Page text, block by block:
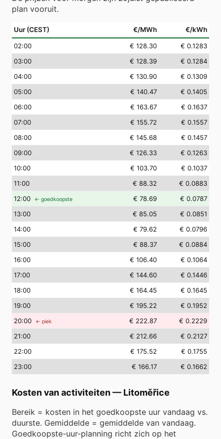
plan vooruit.
Uur (CEST) €/MWh €/kWh
02:00 € 128.30
€ 0.1283
03:00 € 128.39
€ 0.1284
04:00 € 130.90
€ 0.1309
05:00 € 140.47
€ 0.1405
06:00 € 163.67
€ 0.1637
07:00 € 155.72
€ 0.1557
08:00 € 145.68
€ 0.1457
09:00 € 126.33
€ 0.1263
10:00 € 103.70
€ 0.1037
11:00 € 88.32
€ 0.0883
12:00 ← goedkoopste € 78.69
€ 0.0787
13:00 € 85.05
€ 0.0851
14:00 € 79.62
€ 0.0796
15:00 € 88.37
€ 0.0884
16:00 € 106.40
€ 0.1064
17:00 € 144.60
€ 0.1446
18:00 € 164.45
€ 0.1645
19:00 € 195.22
€ 0.1952
20:00 ← piek € 222.87
€ 0.2229
21:00 € 212.66
€ 0.2127
22:00 € 175.52
€ 0.1755
23:00 € 166.17 € 0.1662
Kosten van activiteiten — Litoměřice
Bereik = kosten in het goedkoopste uur vandaag vs.
duurste. Gemiddelde = gemiddelde van vandaag.
Goedkoopste-uur-planning richt zich op het